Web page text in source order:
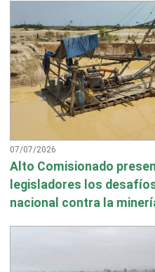
07/07/2026
Alto Comisionado
legisladores los
nacional contra la